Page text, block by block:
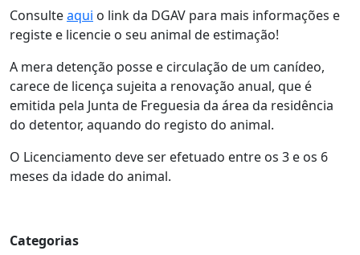
Consulteaqui o link da DGAV para mais informações e
registe e licencie o seu animal de estimação!
A mera detenção posse e circulação de um canídeo,
carece de licença sujeita a renovação anual, que é
emitida pela Junta de Freguesia da área da residência
do detentor, aquando do registo do animal.
O Licenciamento deve ser efetuado entre os 3 e os 6
meses da idade do animal.
Categorias